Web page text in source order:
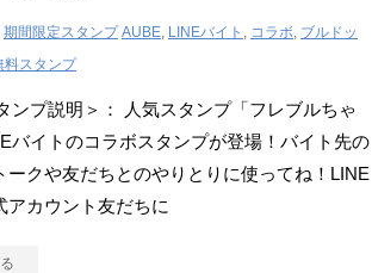
期間限定スタンプ AUBE, LINEバイト , コラボ, ブルドッ
料スタンプ
ンプ説明＞： 人気スタンプ「フレブルちゃ
バイトのコラボスタンプが登場！バイト先の
ークや友だちとのやりとりに使ってね！LINE
アカウント友だちに